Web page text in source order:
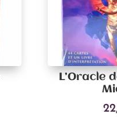
L’Oracle